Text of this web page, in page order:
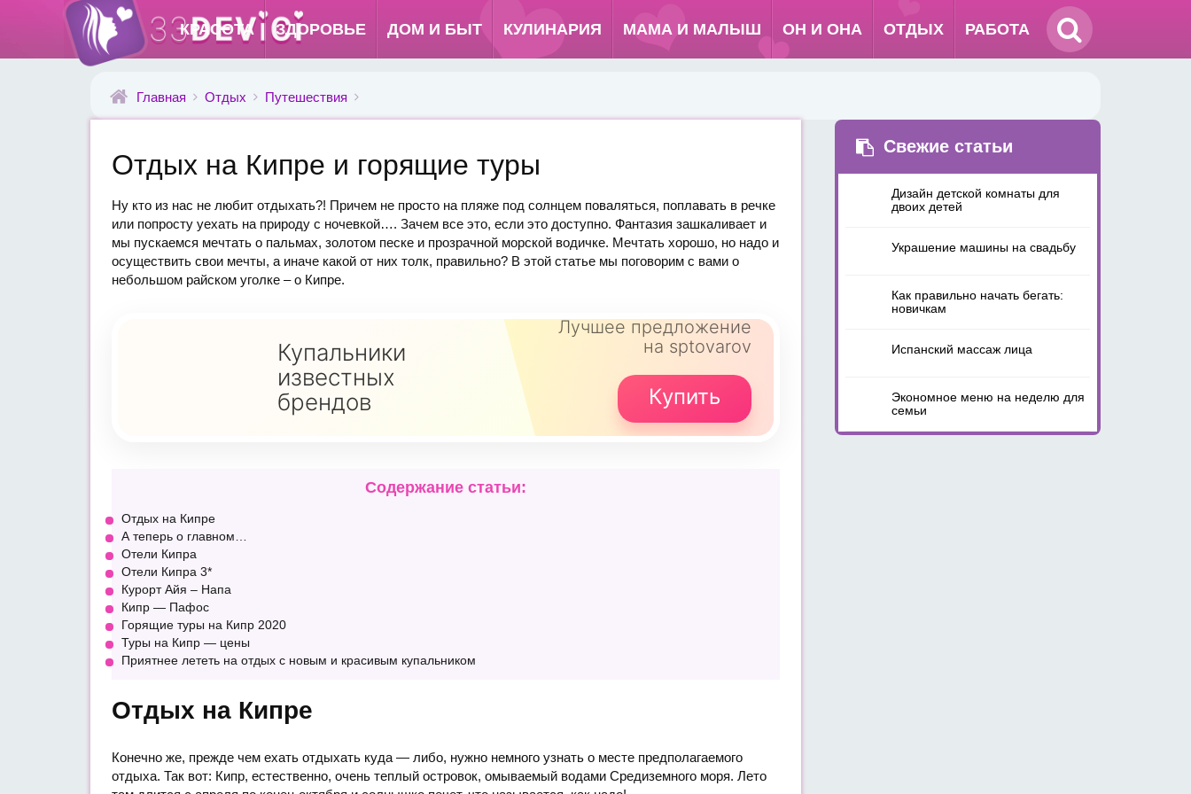
КРАСОТА ЗДОРОВЬЕ ДОМ И БЫТ КУЛИНАРИЯ МАМА И МАЛЫШ ОН И ОНА ОТДЫХ РАБОТА
Главная Отдых Путешествия
Отдых на Кипре и горящие туры
Ну кто из нас не любит отдыхать?! Причем не просто на пляже под солнцем поваляться, поплавать в речке
или попросту уехать на природу с ночевкой…. Зачем все это, если это доступно. Фантазия зашкаливает и
мы пускаемся мечтать о пальмах, золотом песке и прозрачной морской водичке. Мечтать хорошо, но надо и
осуществить свои мечты, а иначе какой от них толк, правильно? В этой статье мы поговорим с вами о
небольшом райском уголке – о Кипре.
Купальники
известных
брендов
Лучшее предложение
на sptovarov
Купить
Содержание статьи:
Отдых на Кипре
А теперь о главном…
Отели Кипра
Отели Кипра 3*
Курорт Айя – Напа
Кипр — Пафос
Горящие туры на Кипр 2020
Туры на Кипр — цены
Приятнее лететь на отдых с новым и красивым купальником
Отдых на Кипре
Конечно же, прежде чем ехать отдыхать куда — либо, нужно немного узнать о месте предполагаемого
отдыха. Так вот: Кипр, естественно, очень теплый островок, омываемый водами Средиземного моря. Лето
Свежие статьи
Дизайн детской комнаты для
двоих детей
Украшение машины на свадьбу
Как правильно начать бегать:
новичкам
Испанский массаж лица
Экономное меню на неделю для
семьи